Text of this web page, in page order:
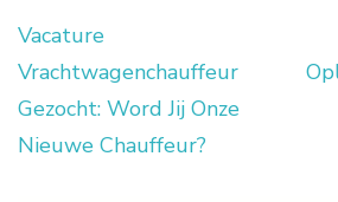
Berichtnavigatie
Vacature
Vrachtwagenchauffeur
Gezocht: Word Jij Onze
Nieuwe Chauffeur?